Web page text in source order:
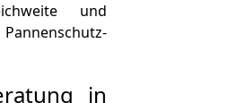
und
in